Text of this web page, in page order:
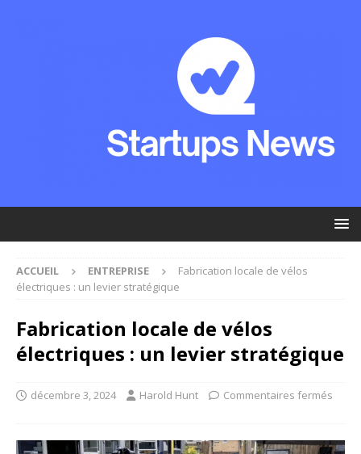
ACCUEIL ENTREPRISE
Fabrication locale de vélos
électriques : un levier stratégique
Fabrication locale de vélos
électriques : un levier stratégique
décembre 3, 2024 Harold Hunt Commentaires fermés